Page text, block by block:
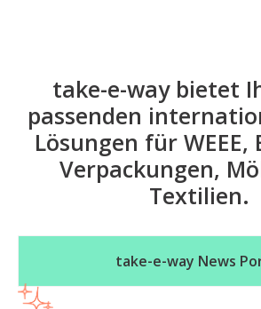
take-e-way bietet
passenden
Lösungen für
Verpackungen,
Textilien.
take-e-way News